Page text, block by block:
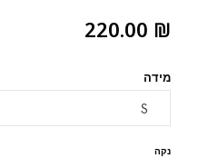
220.00 ₪
מידה
נקה